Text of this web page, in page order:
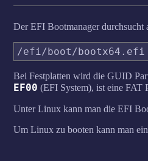
Der EFI Bootmanager durchsucht
Bei Festplatten wird die GUID
EF00 (EFI System), ist eine FAT
Unter Linux kann man die EFI
Um Linux zu booten kann man